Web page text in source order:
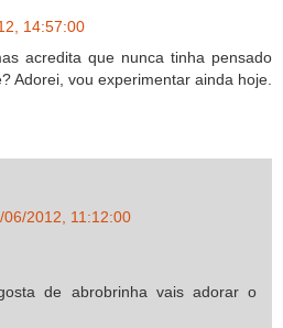
14:57:00
acredita que nunca tinha pensado
Adorei, vou experimentar ainda hoje.
06/2012, 11:12:00
de abrobrinha vais adorar o